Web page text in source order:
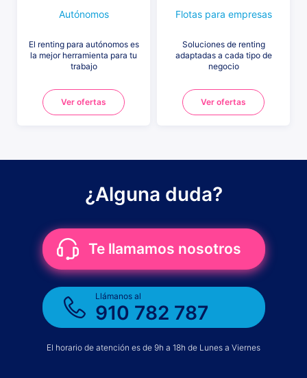
Autónomos
El renting para autónomos es
la mejor herramienta para tu
trabajo
Ver ofertas
Flotas para empresas
Soluciones de renting
adaptadas a cada tipo de
negocio
Ver ofertas
¿Alguna duda?
Te llamamos nosotros
Llámanos al
910 782 787
El horario de atención es de 9h a 18h de Lunes a Viernes